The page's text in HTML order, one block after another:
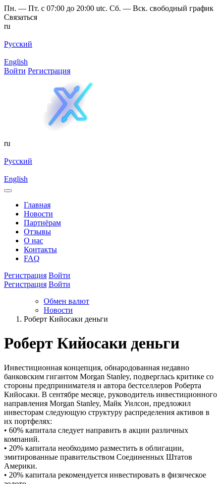
Пн. — Пт. с 07:00 до 20:00 utc. Сб. — Вск. свободный график
Связаться
ru
Русский
English
Войти Регистрация
ru
Русский
English
Главная
Новости
Партнёрам
Отзывы
О нас
Контакты
FAQ
Регистрация Войти
Регистрация Войти
Обмен валют
Новости
Роберт Кийосаки деньги
Роберт Кийосаки деньги
Инвестиционная концепция, обнародованная недавно
банковским гигантом Morgan Stanley, подверглась критике со
стороны предпринимателя и автора бестселлеров Роберта
Кийосаки. В сентябре месяце, руководитель инвестиционного
направления Morgan Stanley, Майк Уилсон, предложил
инвесторам следующую структуру распределения активов в
их портфелях:
• 60% капитала следует направить в акции различных
компаний.
• 20% капитала необходимо разместить в облигации,
эмитированные правительством Соединенных Штатов
Америки.
• 20% капитала рекомендуется инвестировать в физическое